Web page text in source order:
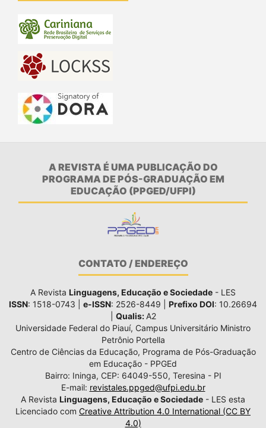
A REVISTA É UMA PUBLICAÇÃO DO
PROGRAMA DE PÓS-GRADUAÇÃO EM
EDUCAÇÃO (PPGED/UFPI)
CONTATO / ENDEREÇO
A Revista Linguagens, Educação e Sociedade - LES
ISSN: 1518-0743 | e-ISSN: 2526-8449 | Prefixo DOI: 10.26694
Qualis: A2
Universidade Federal do Piauí, Campus Universitário Ministro
Petrônio Portella
Centro de Ciências da Educação, Programa de Pós-Graduação
em Educação - PPGEd
Bairro: Ininga, CEP: 64049-550, Teresina - PI
E-mail: revistales.ppged@ufpi.edu.br
A Revista Linguagens, Educação e Sociedade - LES esta
Licenciado com Creative Attribution 4.0 International (CC BY
4.0)